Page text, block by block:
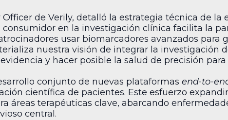
de Verily, detalló la estrategia técnica de la
en la investigación clínica facilita la
usar biomarcadores avanzados para
nuestra visión de integrar la investigación
y hacer posible la salud de precisión para
conjunto de nuevas plataformas end-to-
científica de pacientes. Este esfuerzo
áreas terapéuticas clave, abarcando
central.